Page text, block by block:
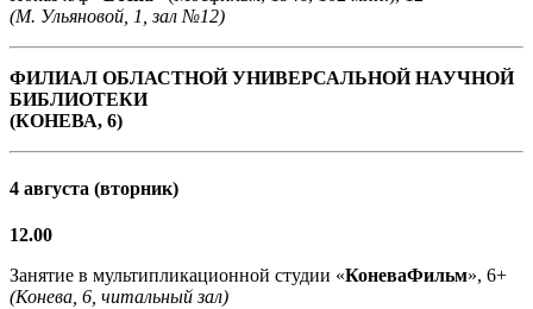
(М. Ульяновой, 1, зал №12)
ФИЛИАЛ ОБЛАСТНОЙ УНИВЕРСАЛЬНОЙ НАУЧНОЙ
БИБЛИОТЕКИ
(КОНЕВА, 6)
4 августа (вторник)
12.00
Занятие в мультипликационной студии «КоневаФильм», 6+
(Конева, 6, читальный зал)